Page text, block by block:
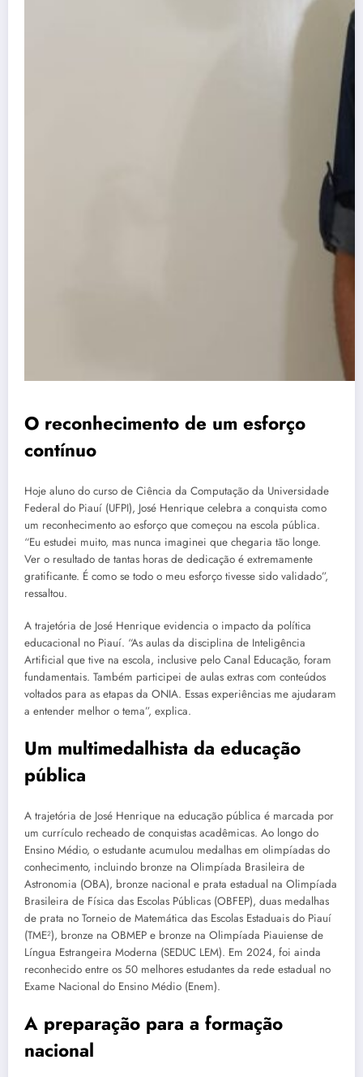
O reconhecimento de um esforço
contínuo
Hoje aluno do curso de Ciência da Computação da Universidade
Federal do Piauí (UFPI), José Henrique celebra a conquista como
um reconhecimento ao esforço que começou na escola pública.
“Eu estudei muito, mas nunca imaginei que chegaria tão longe.
Ver o resultado de tantas horas de dedicação é extremamente
gratificante. É como se todo o meu esforço tivesse sido validado”,
ressaltou.
A trajetória de José Henrique evidencia o impacto da política
educacional no Piauí. “As aulas da disciplina de Inteligência
Artificial que tive na escola, inclusive pelo Canal Educação, foram
fundamentais. Também participei de aulas extras com conteúdos
voltados para as etapas da ONIA. Essas experiências me ajudaram
a entender melhor o tema”, explica.
Um multimedalhista da educação
pública
A trajetória de José Henrique na educação pública é marcada por
um currículo recheado de conquistas acadêmicas. Ao longo do
Ensino Médio, o estudante acumulou medalhas em olimpíadas do
conhecimento, incluindo bronze na Olimpíada Brasileira de
Astronomia (OBA), bronze nacional e prata estadual na Olimpíada
Brasileira de Física das Escolas Públicas (OBFEP), duas medalhas
de prata no Torneio de Matemática das Escolas Estaduais do Piauí
(TME²), bronze na OBMEP e bronze na Olimpíada Piauiense de
Língua Estrangeira Moderna (SEDUC LEM). Em 2024, foi ainda
reconhecido entre os 50 melhores estudantes da rede estadual no
Exame Nacional do Ensino Médio (Enem).
A preparação para a formação
nacional